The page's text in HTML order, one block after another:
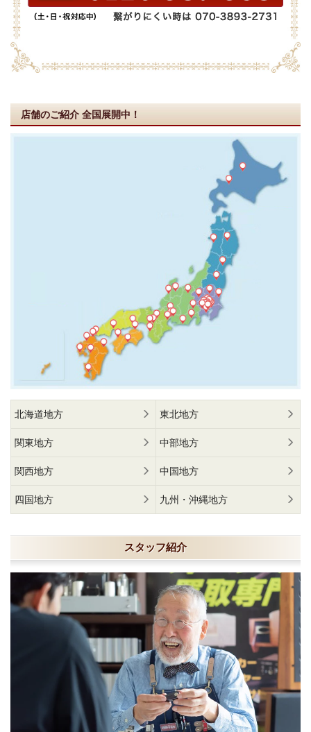
店舗のご紹介 全国展開中！
北海道地方 東北地方
関東地方 中部地方
関西地方 中国地方
四国地方 九州・沖縄地方
スタッフ紹介